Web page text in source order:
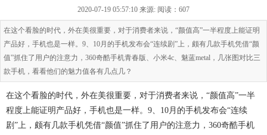
2020-07-19 05:57:10 来源: 阅读：607
在这个看脸的时代，外在美很重要，对于消费者来说，“颜值高”一半程度上能证明
产品好，手机也是一样。9、10月的手机发布会“连续剧”上，颇有几款手机凭借“颜
值”抓住了用户的注意力，360奇酷手机青春版、小米4c、魅蓝metal，几张图对比三
款手机，看看他们的魅力值各有几点几？
在这个看脸的时代，外在美很重要，对于消费者来说，“颜值高”一半
程度上能证明产品好，手机也是一样。9、10月的手机发布会“连续
剧”上，颇有几款手机凭借“颜值”抓住了用户的注意力，360奇酷手机